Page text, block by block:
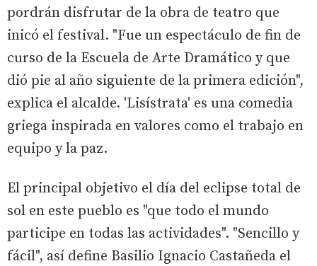
pordrán disfrutar de la obra de teatro que
inicó el festival. "Fue un espectáculo de fin de
curso de la Escuela de Arte Dramático y que
dió pie al año siguiente de la primera edición",
explica el alcalde. 'Lisístrata' es una comedia
griega inspirada en valores como el trabajo en
equipo y la paz.
El principal objetivo el día del eclipse total de
sol en este pueblo es "que todo el mundo
participe en todas las actividades". "Sencillo y
fácil", así define Basilio Ignacio Castañeda el